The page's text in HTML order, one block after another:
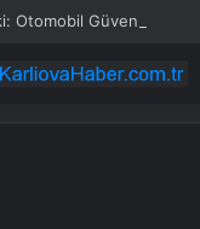
Otomobil Güvenli Alana